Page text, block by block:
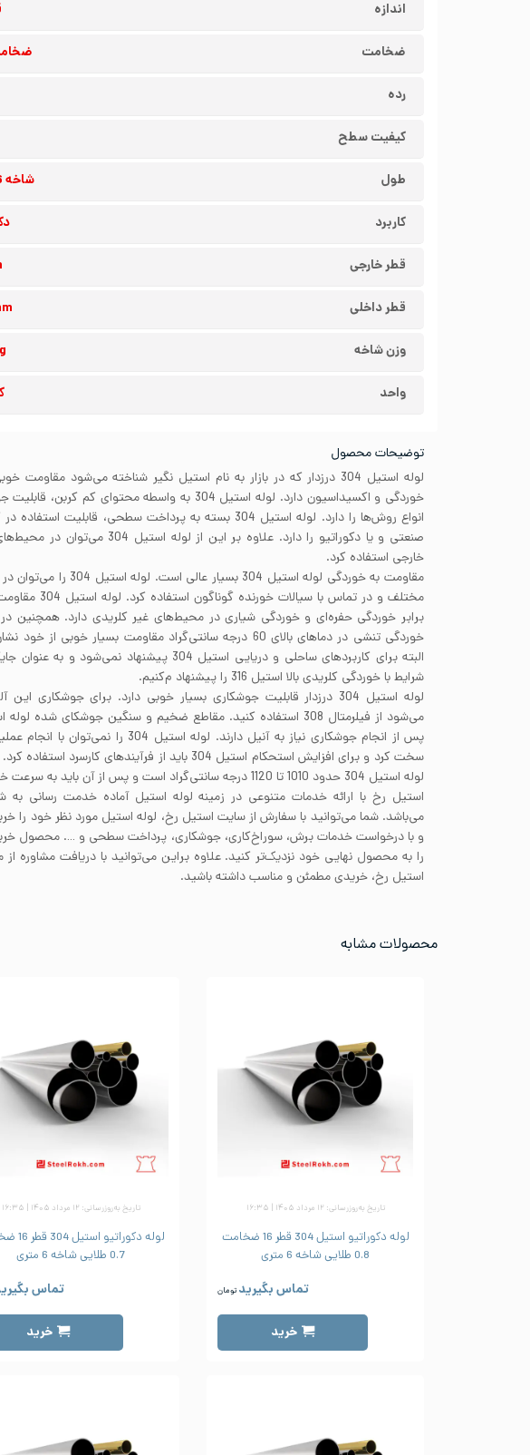
اندازه
ضخامت ضخامت
رده
کیفیت سطح
طول شاخه 6 متری
کاربرد
قطر خارجی
قطر داخلی
وزن شاخه
واحد
توضیحات محصول
لوله استیل 304 درزدار که در بازار به نام استیل نگیر شناخته می‌شود مقاومت
خوردگی و اکسیداسیون دارد. لوله استیل 304 به واسطه محتوای کم
انواع روش‌ها را دارد. لوله استیل 304 بسته به پرداخت سطحی، قابلیت
صنعتی و یا دکوراتیو را دارد. علاوه بر این از لوله
خارجی استفاده کرد.
مقاومت به خوردگی لوله استیل 304 بسیار عالی
مختلف و در تماس با سیالات
برابر خوردگی حفره‌ای و خوردگی شیاری در محیط‌های غیر کلریدی دارد. همچنین در
خوردگی تنشی در دماهای بالای 60 درجه سانتی‌گراد مقاومت بسیار خوبی از
البته برای کاربردهای ساحلی و دریایی استیل 304 پیشنهاد نمی‌شود و
شرایط با خوردگی کلریدی بالا استیل 316 را پیشنهاد م‌کنیم.
لوله استیل 304 درزدار قابلیت جوشکاری بسیار خوبی دارد. برای جوشکاری این
پس از انجام جوشکاری نیاز به آنیل دارند. لوله استیل 304 را
سخت کرد و برای افزایش استحکام استیل 304 باید از فرآیندهای کارسرد
لوله استیل 304 حدود 1010 تا 1120 درجه سانتی‌گراد است و پس از آن باید به سرعت خنک شوند.
استیل رخ با ارائه خدمات متنوعی در زمینه لوله استیل آماده خدمت رسانی به
می‌باشد. شما می‌توانید با سفارش از سایت استیل رخ، لوله استیل مورد نظر خود را
و با درخواست خدمات برش، سوراخ‌کاری، جوشکاری، پرداخت سطحی و …. محصول
را به محصول نهایی خود نزدیک‌تر کنید. علاوه براین می‌توانید با دریافت مشاوره
استیل رخ، خریدی مطمئن و مناسب داشته باشید.
محصولات مشابه
تاریخ به‌روزرسانی: ۱۲ مرداد ۱۴۰۵ | ۱۶:۳۵
لوله دکوراتیو استیل 304 قطر 16 ضخامت
0.8 طلایی شاخه 6 متری
تماس بگیرید تومان
خرید
تاریخ به‌روزرسانی: ۱۲ مرداد ۱۴۰۵ | ۱۶:۳۵
لوله
0.7 طلایی شاخه 6 متری
تماس
خرید